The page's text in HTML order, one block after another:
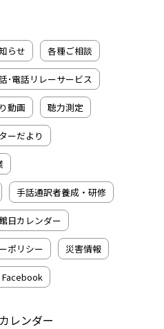
らせ 各種ご相談
･電話リレーサービス
動画 聴力測定
ーだより
手話通訳者養成・研修
日カレンダー
ポリシー 災害情報
Facebook
レンダー